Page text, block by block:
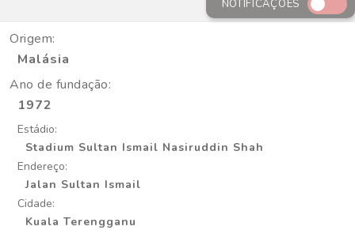
NOTIFICAÇÕES
Origem:
Malásia
Ano de fundação:
1972
Estádio:
Stadium Sultan Ismail Nasiruddin Shah
Endereço:
Jalan Sultan Ismail
Cidade:
Kuala Terengganu